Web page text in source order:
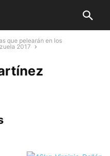
que pelearán en los
2017